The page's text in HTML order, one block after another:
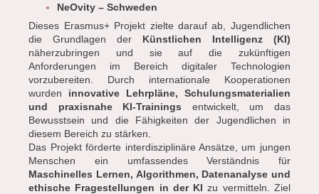
NeOvity – Schweden
Dieses Erasmus+ Projekt zielte darauf ab, Jugendlichen
die Grundlagen der Künstlichen Intelligenz (KI)
näherzubringen und sie auf die zukünftigen
Anforderungen im Bereich digitaler Technologien
vorzubereiten. Durch internationale Kooperationen
wurden innovative Lehrpläne, Schulungsmaterialien
und praxisnahe KI-Trainings entwickelt, um das
Bewusstsein und die Fähigkeiten der Jugendlichen in
diesem Bereich zu stärken.
Das Projekt förderte interdisziplinäre Ansätze, um jungen
Menschen ein umfassendes Verständnis für
Maschinelles Lernen, Algorithmen, Datenanalyse und
ethische Fragestellungen in der KI zu vermitteln. Ziel